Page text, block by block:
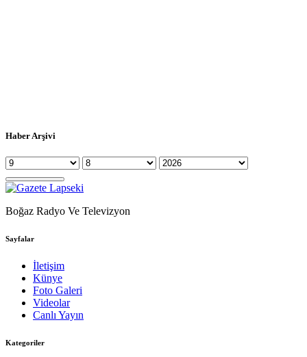
Haber Arşivi
Boğaz Radyo Ve Televizyon
Sayfalar
İletişim
Künye
Foto Galeri
Videolar
Canlı Yayın
Kategoriler